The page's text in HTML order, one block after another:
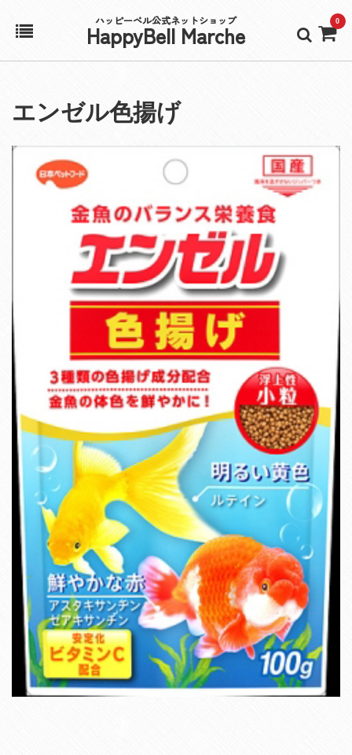
ハッピーベル公式ネットショップ
HappyBell Marche 0
アカウント
エンゼル色揚げ